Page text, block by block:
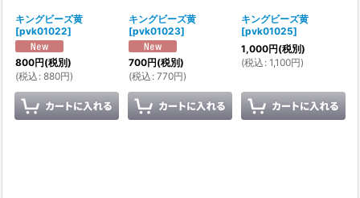
キングビーズ黄
[pvk01022]
800円(税別)
(税込 : 880円)
キングビーズ黄
[pvk01023]
700円(税別)
(税込 : 770円)
キングビーズ黄
[pvk01025]
1,000円(税別)
(税込 : 1,100円)